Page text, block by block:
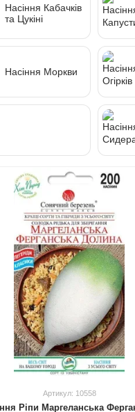
Насіння Кабачків
та Цукіні
Насіння Моркви
Артикул: 10558
Ріпи Маргеланська